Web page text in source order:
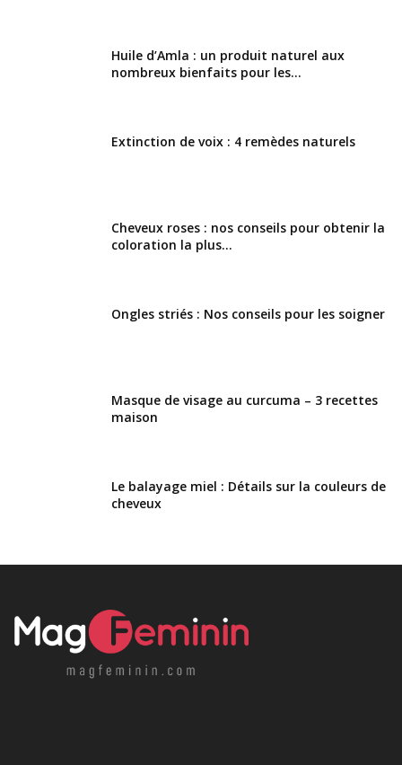
Huile d’Amla : un produit naturel aux
nombreux bienfaits pour les...
Extinction de voix : 4 remèdes naturels
Cheveux roses : nos conseils pour obtenir la
coloration la plus...
Ongles striés : Nos conseils pour les soigner
Masque de visage au curcuma – 3 recettes
maison
Le balayage miel : Détails sur la couleurs de
cheveux